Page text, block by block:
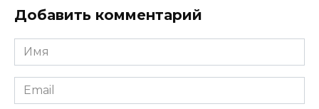
Добавить комментарий
Имя
*
Email
*